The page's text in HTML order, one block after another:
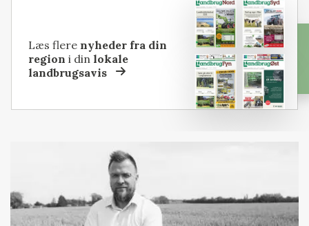
Læs flere nyheder fra din
region i dinlokale
landbrugsavis